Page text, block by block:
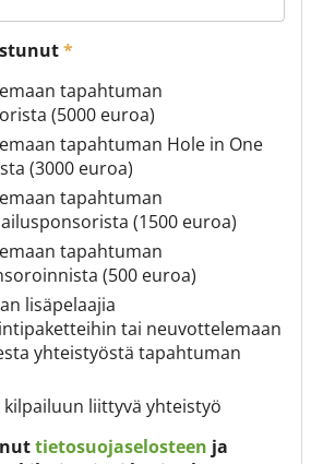
*
tapahtuman
(5000 euroa)
tapahtuman Hole in One
(3000 euroa)
tapahtuman
(1500 euroa)
tapahtuman
(500 euroa)
lisäpelaajia
tai neuvottelemaan
yhteistyöstä tapahtuman
kilpailuun liittyvä yhteistyö
tietosuojaselosteen ja